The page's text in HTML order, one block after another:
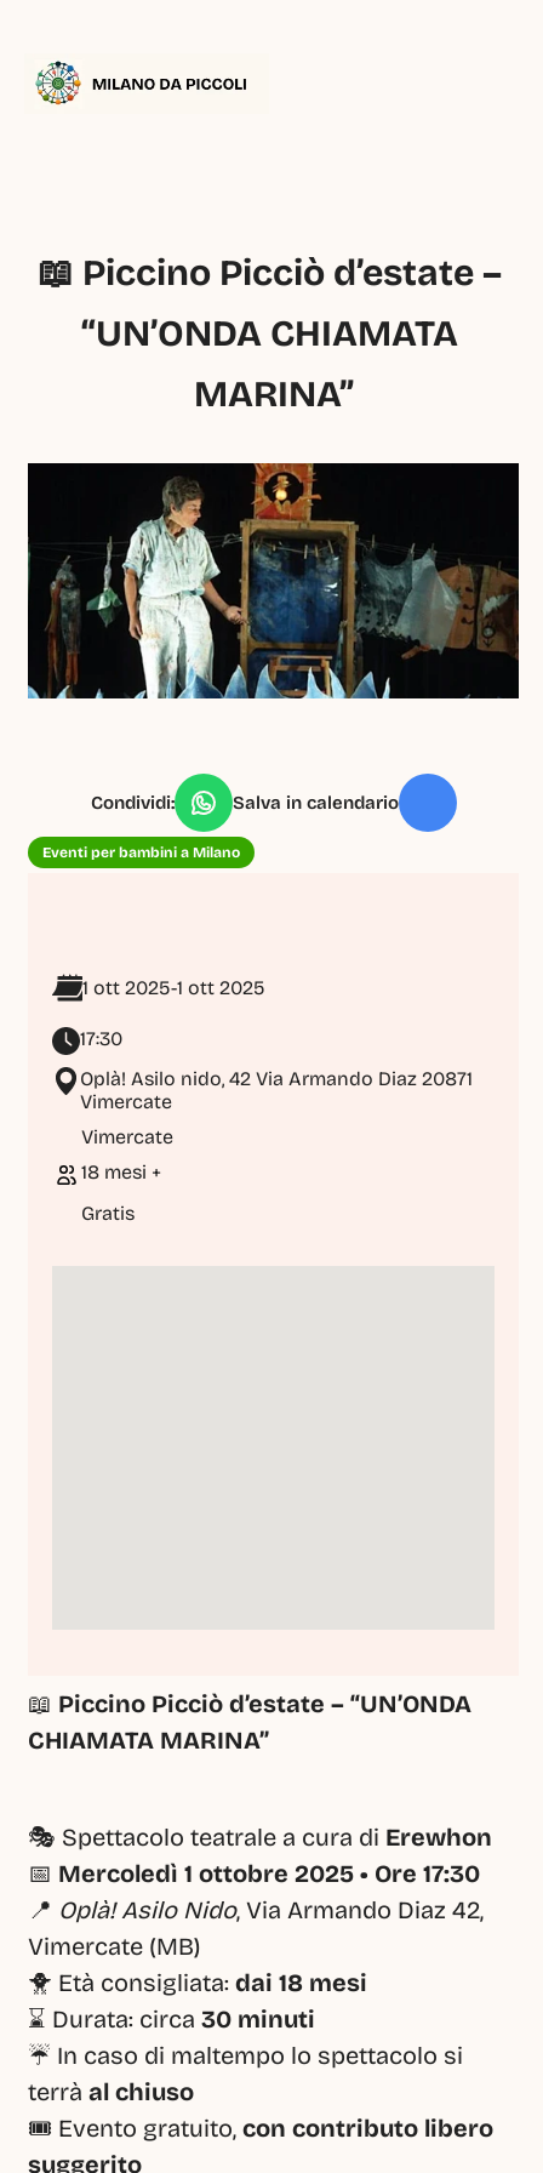
📖 Piccino Picciò d’estate –
“UN’ONDA CHIAMATA
MARINA”
📖 Piccino Picciò d’estate – “UN’ONDA
CHIAMATA MARINA”
🎭 Spettacolo teatrale a cura di Erewhon
📅 Mercoledì 1 ottobre 2025 • Ore 17:30
📍 Oplà! Asilo Nido, Via Armando Diaz 42,
Vimercate (MB)
🐥 Età consigliata: dai 18 mesi
⌛ Durata: circa 30 minuti
☔ In caso di maltempo lo spettacolo si
terrà al chiuso
🎟 Evento gratuito, con contributo libero
suggerito
Condividi: Salva in calendario
Eventi per bambini a Milano
1 ott 2025-1 ott 2025
17:30
Oplà! Asilo nido, 42 Via Armando Diaz 20871
Vimercate
Vimercate
18 mesi +
Gratis